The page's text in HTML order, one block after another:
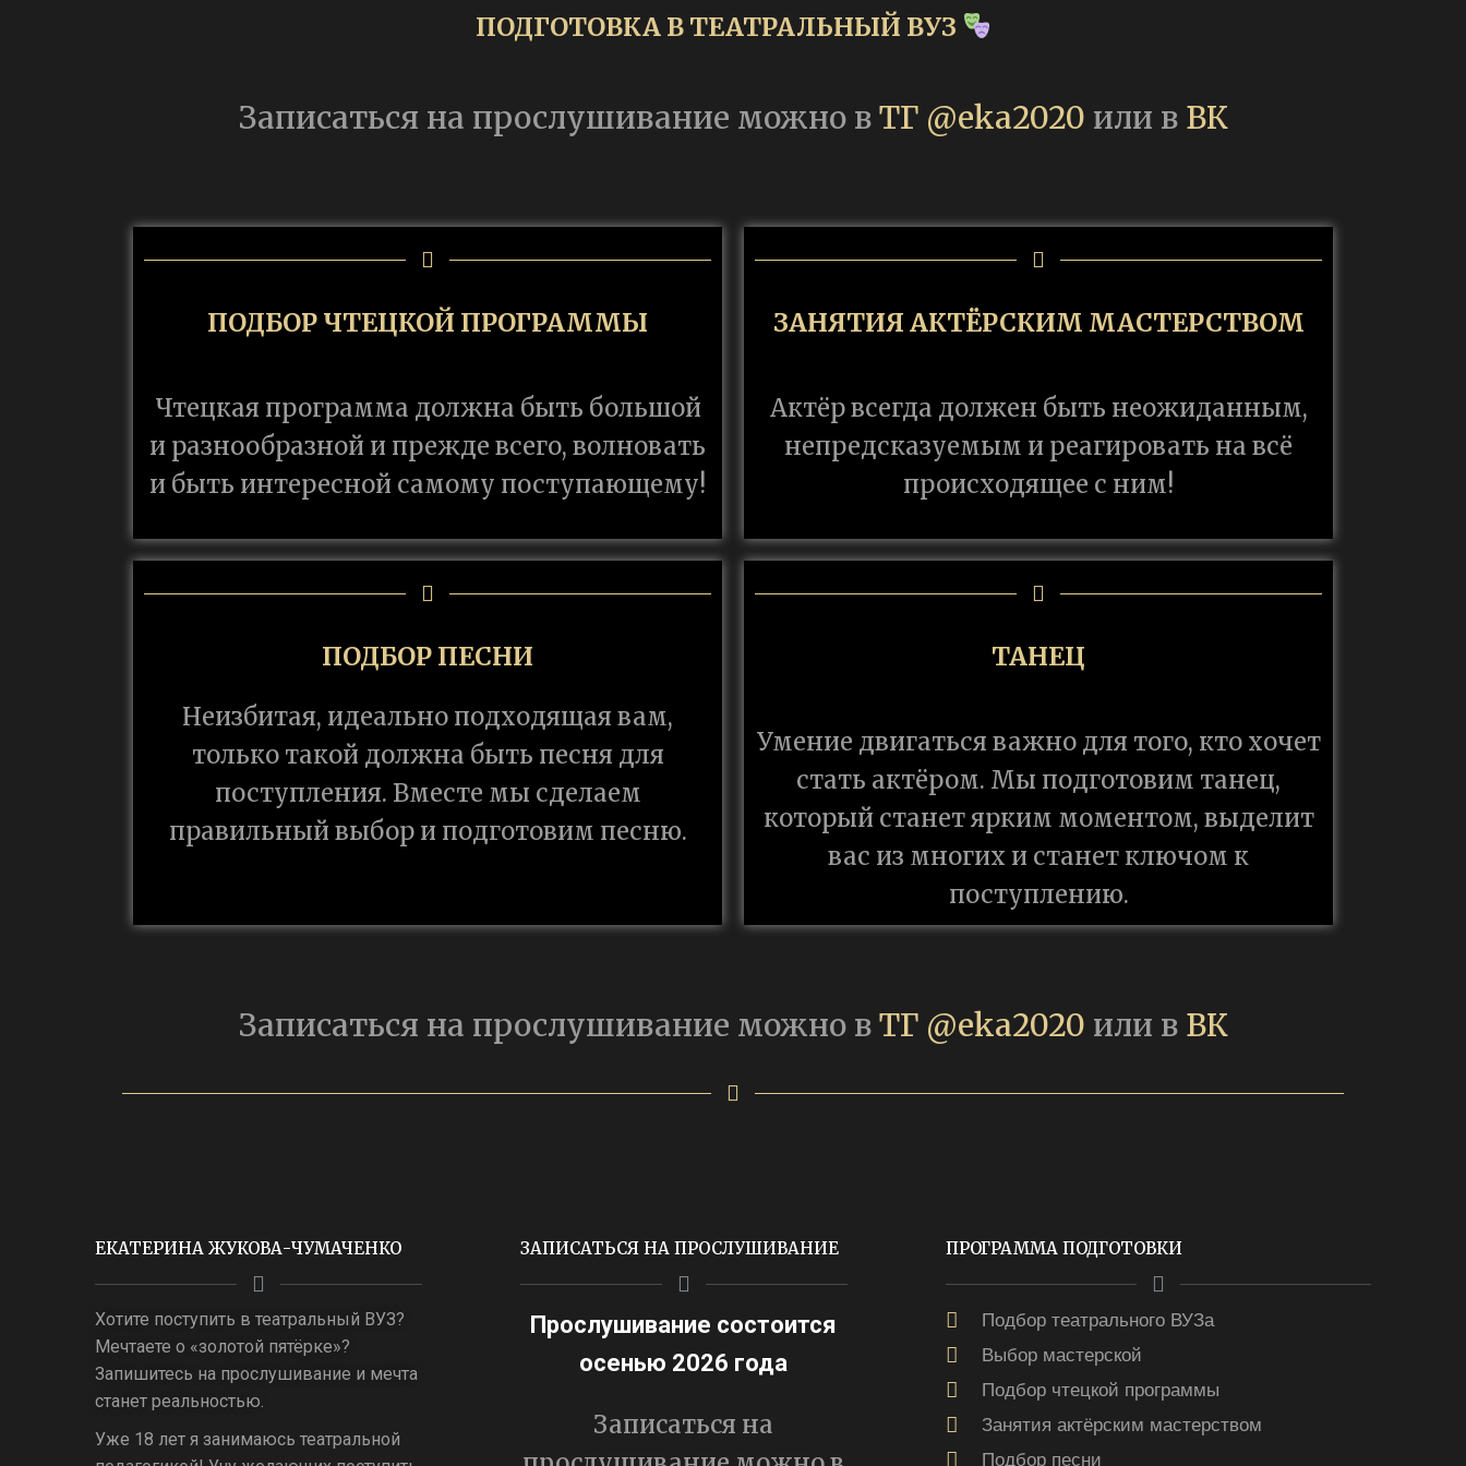
ПОДГОТОВКА В ТЕАТРАЛЬНЫЙ ВУЗ
Записаться на прослушивание можно вТГ @eka2020 или в ВК
ПОДБОР ЧТЕЦКОЙ ПРОГРАММЫ
Чтецкая программа должна быть большой
и разнообразной и прежде всего, волновать
и быть интересной самому поступающему!
ЗАНЯТИЯ АКТЁРСКИМ МАСТЕРСТВОМ
Актёр всегда должен быть неожиданным,
непредсказуемым и реагировать на всё
происходящее с ним!
ПОДБОР ПЕСНИ
Неизбитая, идеально подходящая вам,
только такой должна быть песня для
поступления. Вместе мы сделаем
правильный выбор и подготовим песню.
ТАНЕЦ
Умение двигаться важно для того, кто хочет
стать актёром. Мы подготовим танец,
который станет ярким моментом, выделит
вас из многих и станет ключом к
поступлению.
Записаться на прослушивание можно вТГ @eka2020 или в ВК
ЕКАТЕРИНА ЖУКОВА-ЧУМАЧЕНКО
Хотите поступить в театральный ВУЗ?
Мечтаете о «золотой пятёрке»?
Запишитесь на прослушивание и мечта
станет реальностью.
Уже 18 лет я занимаюсь театральной
ЗАПИСАТЬСЯ НА ПРОСЛУШИВАНИЕ
Прослушивание состоится
осенью 2026 года
Записаться на
ПРОГРАММА ПОДГОТОВКИ
Подбор театрального ВУЗа
Выбор мастерской
Подбор чтецкой программы
Занятия актёрским мастерством
Подбор песни